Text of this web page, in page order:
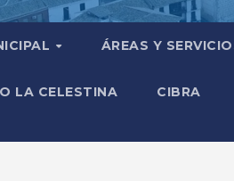
ÁREAS Y
LA CELESTINA CIBRA